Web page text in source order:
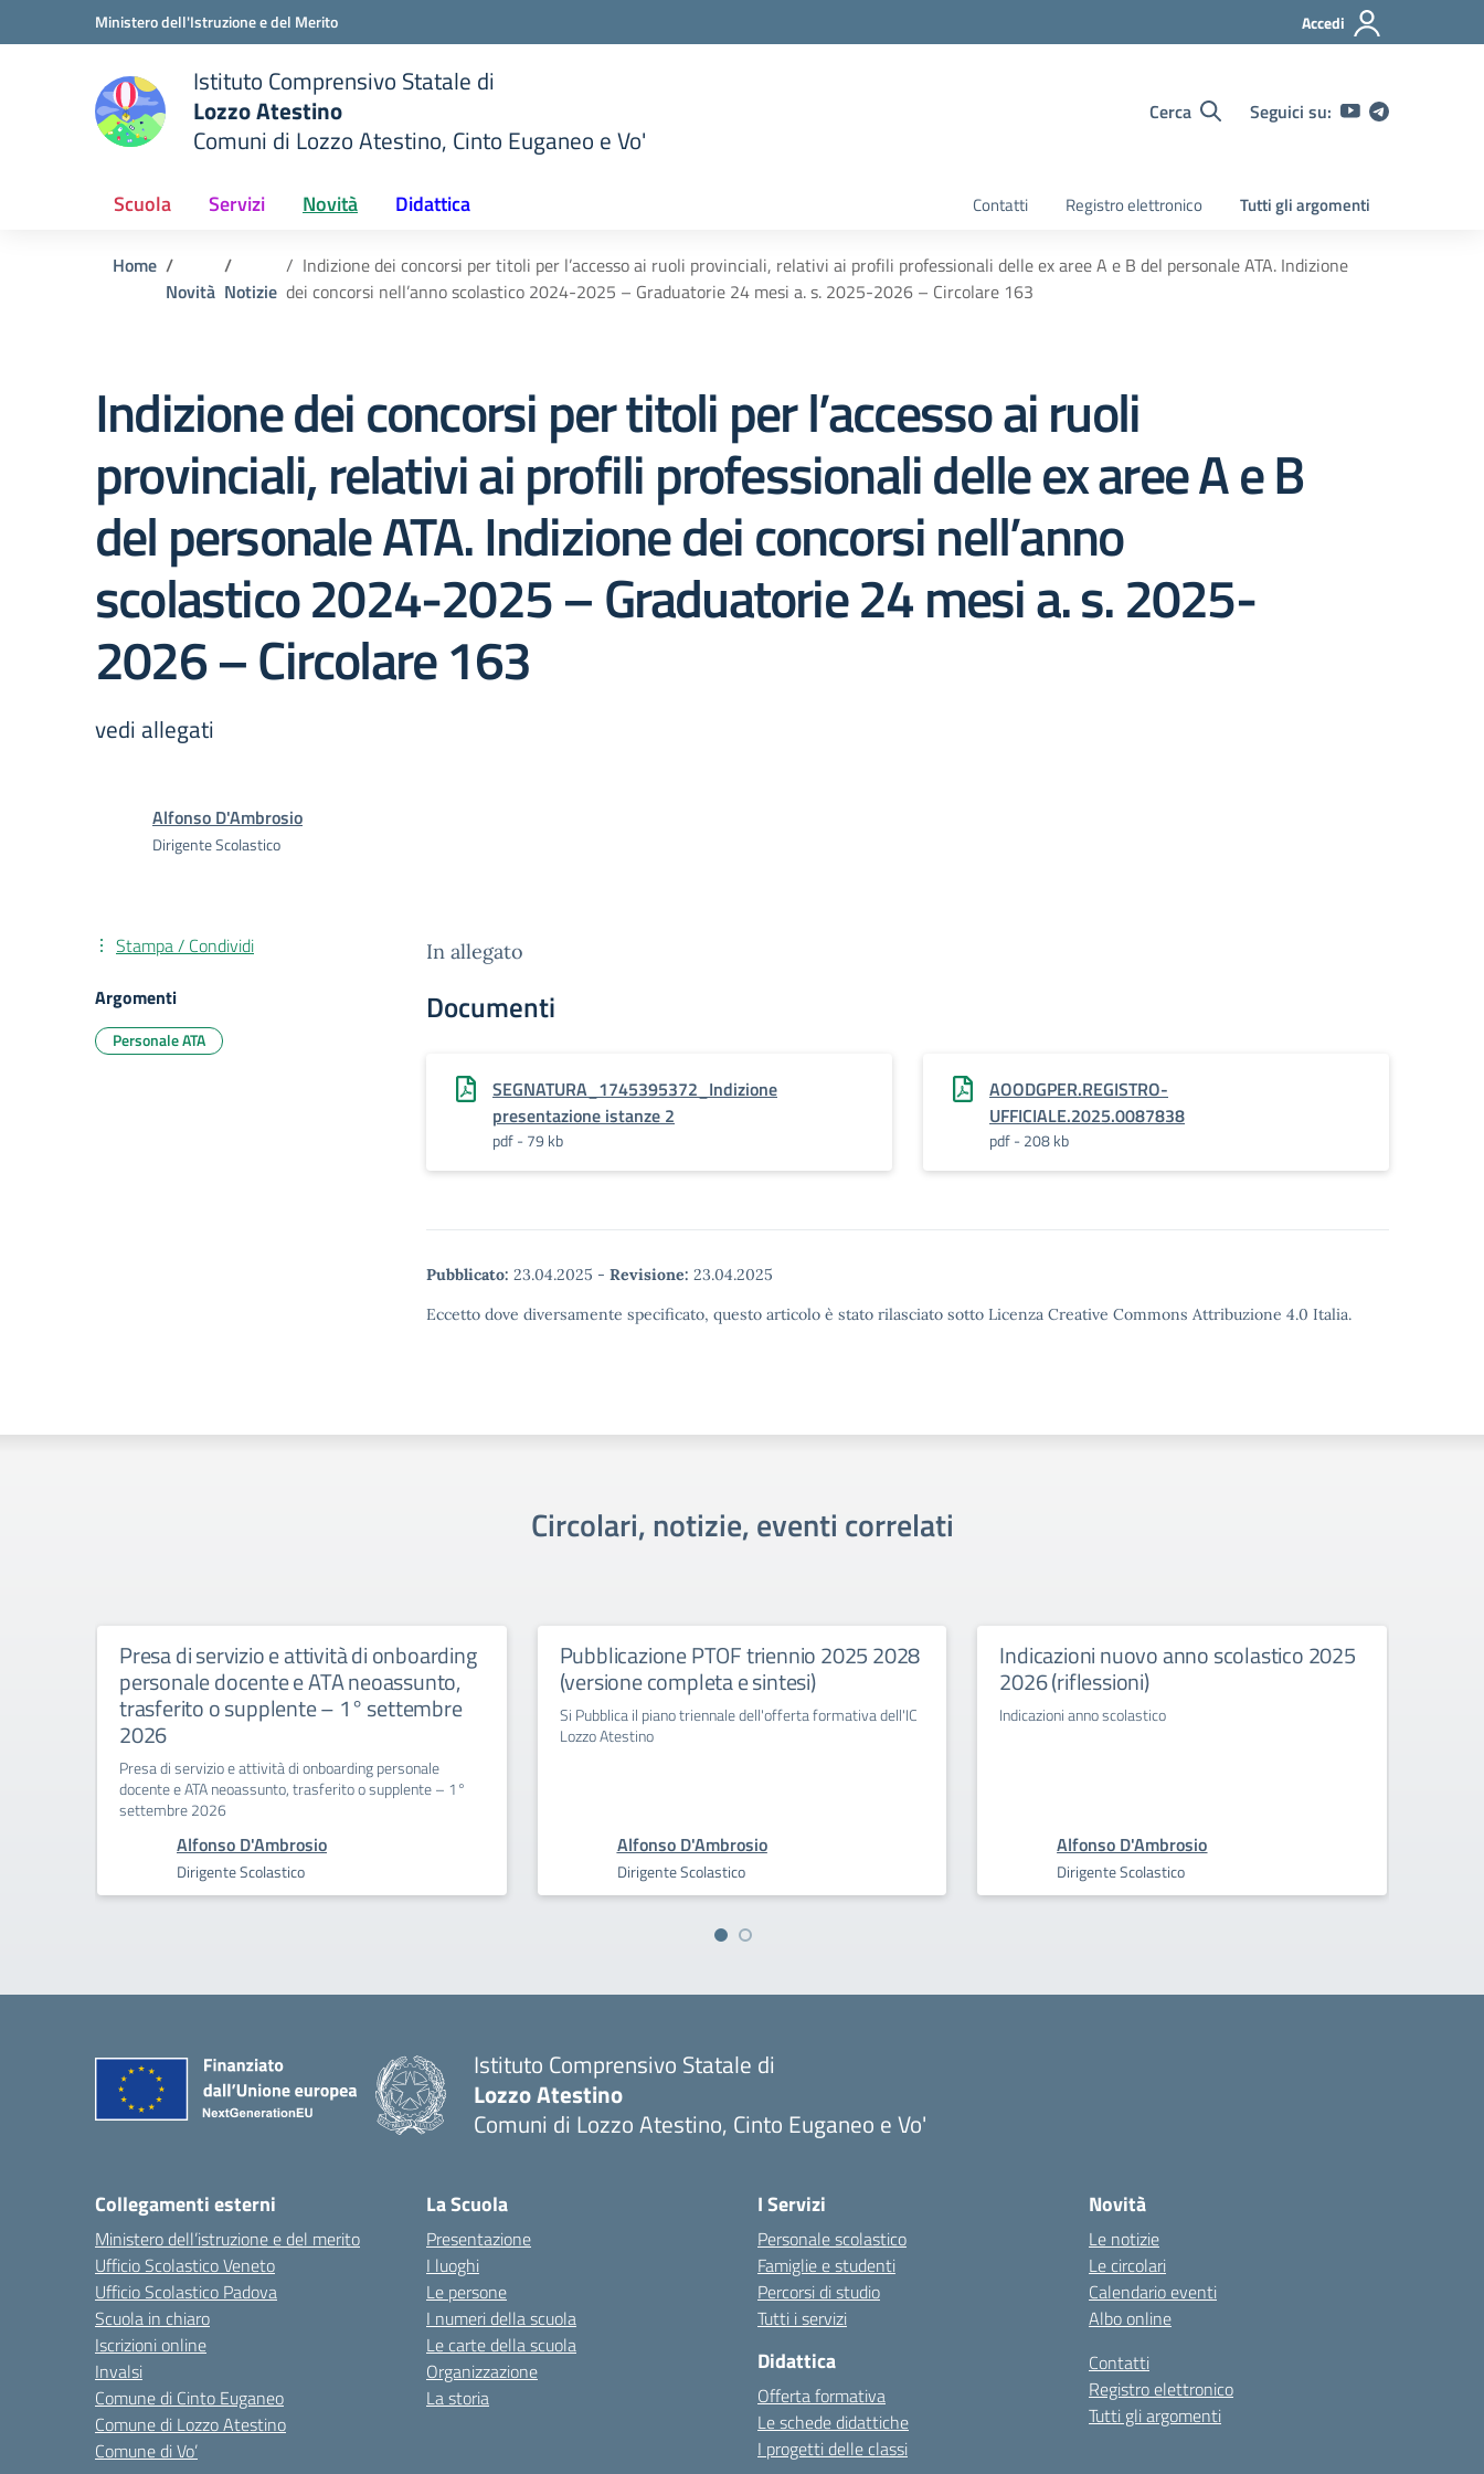
Vai ai contenuti
Vai al menu di navigazioneMinistero dell'Istruzione e del Merito Accedi
Istituto Comprensivo Statale di
Lozzo Atestino
Comuni di Lozzo Atestino, Cinto Euganeo e Vo'
Cerca Seguici su:
Scuola Servizi Novità Didattica Contatti Registro elettronico Tutti gli argomenti
Home
Novità Notizie
Indizione dei concorsi per titoli per l’accesso ai ruoli provinciali, relativi ai profili professionali delle ex aree A e B del personale ATA. Indizione
dei concorsi nell’anno scolastico 2024-2025 – Graduatorie 24 mesi a. s. 2025-2026 – Circolare 163
Indizione dei concorsi per titoli per l’accesso ai ruoli
provinciali, relativi ai profili professionali delle ex aree A e B
del personale ATA. Indizione dei concorsi nell’anno
scolastico 2024-2025 – Graduatorie 24 mesi a. s. 2025-
2026 – Circolare 163
vedi allegati
Alfonso D'Ambrosio
Dirigente Scolastico
In allegato
Documenti
SEGNATURA_1745395372_Indizione
presentazione istanze 2
pdf - 79 kb
AOODGPER.REGISTRO-
UFFICIALE.2025.0087838
pdf - 208 kb
Pubblicato: 23.04.2025 - Revisione: 23.04.2025
Eccetto dove diversamente specificato, questo articolo è stato rilasciato sotto Licenza Creative Commons Attribuzione 4.0 Italia.
Stampa / Condividi
Argomenti
Personale ATA
Circolari, notizie, eventi correlati
Presa di servizio e attività di onboarding
personale docente e ATA neoassunto,
trasferito o supplente – 1° settembre
2026
Presa di servizio e attività di onboarding personale
docente e ATA neoassunto, trasferito o supplente – 1°
settembre 2026
Alfonso D'Ambrosio
Dirigente Scolastico
Pubblicazione PTOF triennio 2025 2028
(versione completa e sintesi)
Si Pubblica il piano triennale dell'offerta formativa dell'IC
Lozzo Atestino
Alfonso D'Ambrosio
Dirigente Scolastico
Indicazioni nuovo anno scolastico 2025
2026 (riflessioni)
Indicazioni anno scolastico
Alfonso D'Ambrosio
Dirigente Scolastico
Istituto Comprensivo Statale di
Lozzo Atestino
Comuni di Lozzo Atestino, Cinto Euganeo e Vo'
Collegamenti esterni
Ministero dell’istruzione e del merito
Ufficio Scolastico Veneto
Ufficio Scolastico Padova
Scuola in chiaro
Iscrizioni online
Invalsi
Comune di Cinto Euganeo
Comune di Lozzo Atestino
Comune di Vo’
La Scuola
Presentazione
I luoghi
Le persone
I numeri della scuola
Le carte della scuola
Organizzazione
La storia
I Servizi
Personale scolastico
Famiglie e studenti
Percorsi di studio
Tutti i servizi
Didattica
Offerta formativa
Le schede didattiche
I progetti delle classi
Novità
Le notizie
Le circolari
Calendario eventi
Albo online
Contatti
Registro elettronico
Tutti gli argomenti